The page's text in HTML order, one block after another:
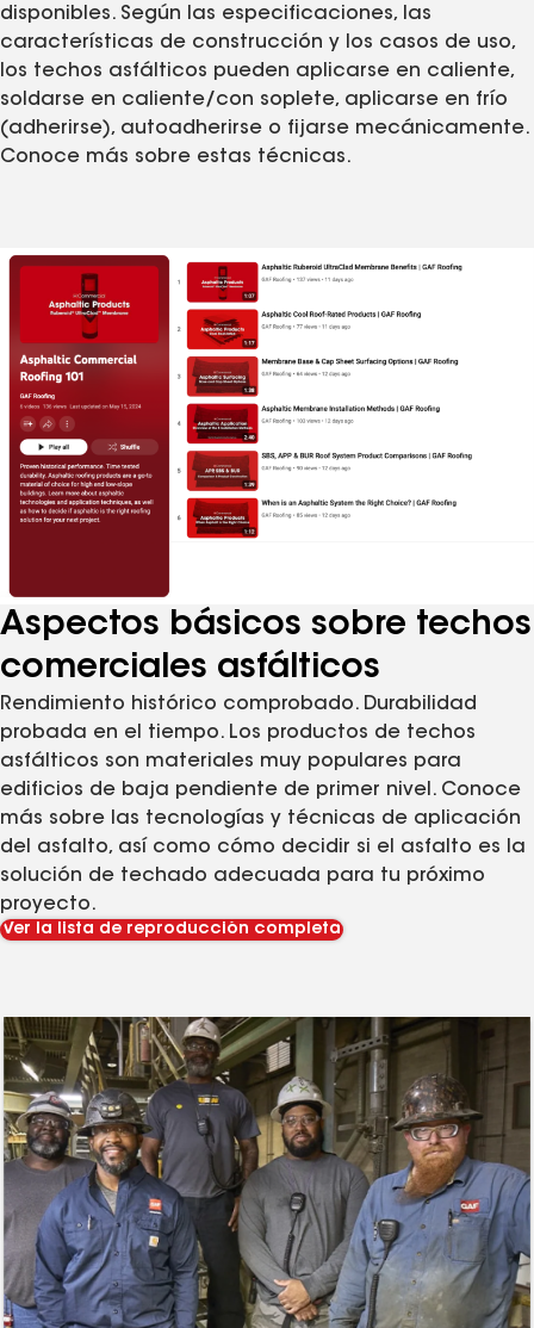
disponibles. Según las especificaciones, las
características de construcción y los casos de uso,
los techos asfálticos pueden aplicarse en caliente,
soldarse en caliente/con soplete, aplicarse en frío
(adherirse), autoadherirse o fijarse mecánicamente.
Conoce más sobre estas técnicas.
Aspectos básicos sobre techos
comerciales asfálticos
Rendimiento histórico comprobado. Durabilidad
probada en el tiempo. Los productos de techos
asfálticos son materiales muy populares para
edificios de baja pendiente de primer nivel. Conoce
más sobre las tecnologías y técnicas de aplicación
del asfalto, así como cómo decidir si el asfalto es la
solución de techado adecuada para tu próximo
proyecto.
Ver la lista de reproducción completa